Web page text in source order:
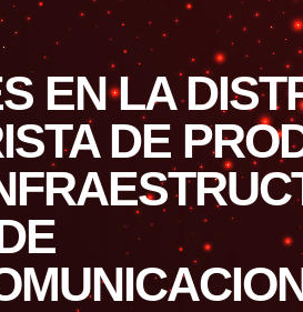
EN LA
DE